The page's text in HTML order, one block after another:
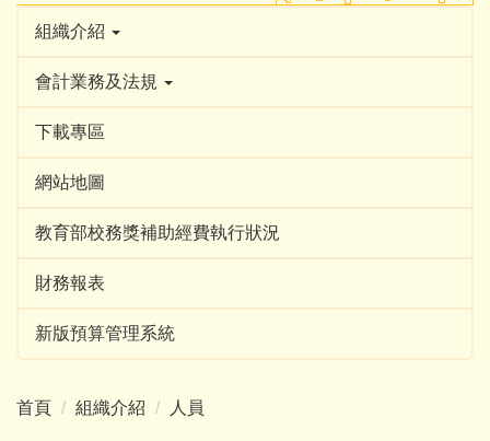
組織介紹
會計業務及法規
下載專區
網站地圖
教育部校務獎補助經費執行狀況
財務報表
新版預算管理系統
首頁 組織介紹 人員